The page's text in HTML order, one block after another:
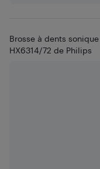
Brosse à dents
HX6314/72 de Philips